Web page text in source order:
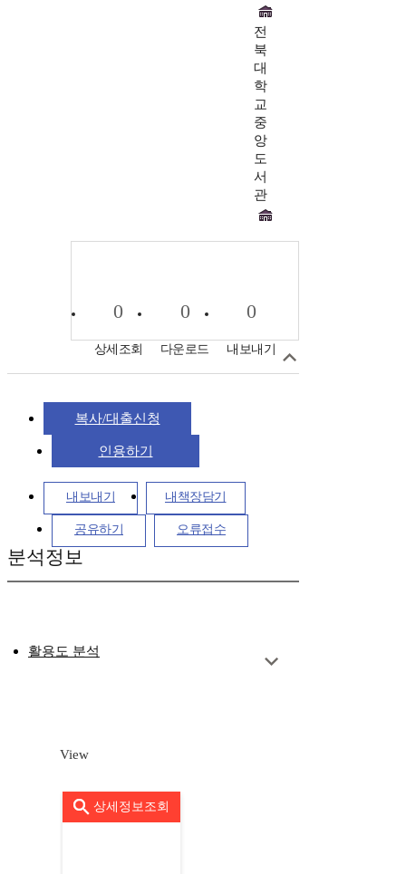
전
북
대
학
교
중
앙
도
서
관
0
상세조회
0
다운로드
0
내보내기
복사/대출신청
인용하기
내보내기 내책장담기
공유하기 오류접수
분석정보
활용도 분석
View
상세정보조회